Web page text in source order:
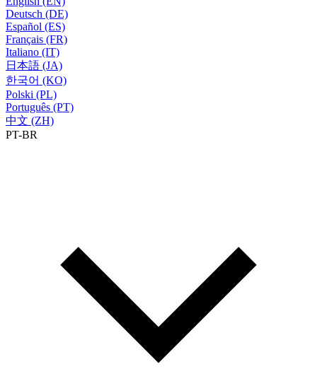
Deutsch (DE)
Español (ES)
Français (FR)
Italiano (IT)
日本語 (JA)
한국어 (KO)
Polski (PL)
Português (PT)
中文 (ZH)
PT-BR